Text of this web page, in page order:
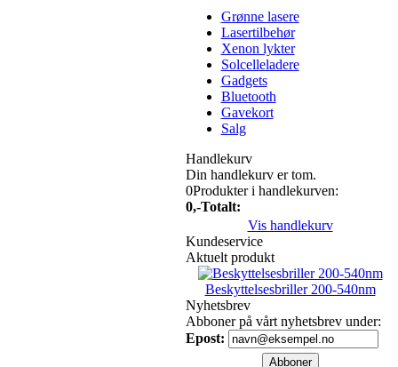
Grønne lasere
Lasertilbehør
Xenon lykter
Solcelleladere
Gadgets
Bluetooth
Gavekort
Salg
Handlekurv
Din handlekurv er tom.
0Produkter i handlekurven:
0,-Totalt:
Vis handlekurv
Kundeservice
Aktuelt produkt
Beskyttelsesbriller 200-540nm
Nyhetsbrev
Abboner på vårt nyhetsbrev under:
Epost: